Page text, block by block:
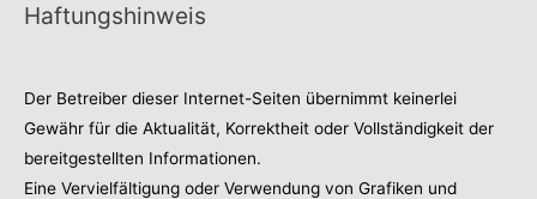
Haftungshinweis
Der Betreiber dieser Internet-Seiten übernimmt keinerlei
Gewähr für die Aktualität, Korrektheit oder Vollständigkeit der
bereitgestellten Informationen.
Eine Vervielfältigung oder Verwendung von Grafiken und